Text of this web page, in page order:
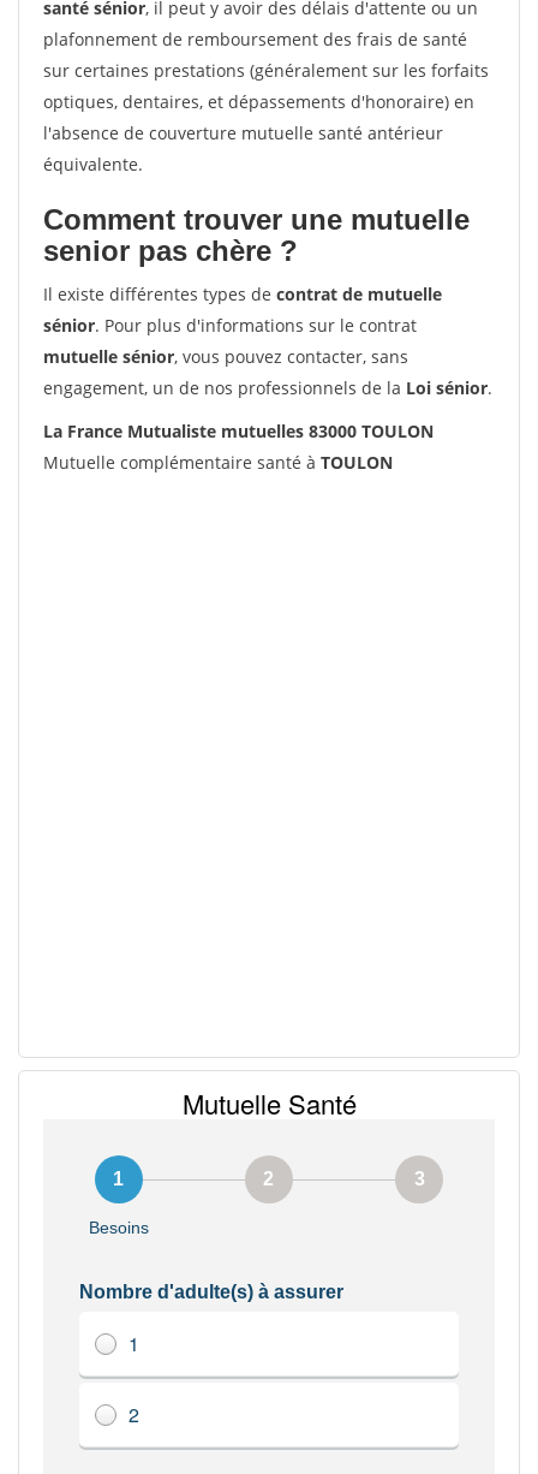
santé sénior, il peut y avoir des délais d'attente ou un
plafonnement de remboursement des frais de santé
sur certaines prestations (généralement sur les forfaits
optiques, dentaires, et dépassements d'honoraire) en
l'absence de couverture mutuelle santé antérieur
équivalente.
Comment trouver une mutuelle
senior pas chère ?
Il existe différentes types de contrat de mutuelle
sénior. Pour plus d'informations sur le contrat
mutuelle sénior, vous pouvez contacter, sans
engagement, un de nos professionnels de la Loi sénior.
La France Mutualiste mutuelles 83000 TOULON
Mutuelle complémentaire santé à TOULON